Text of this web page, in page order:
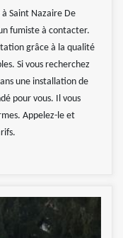
Saint Nazaire De
fumiste à contacter.
grâce à la qualité
Si vous recherchez
une installation de
pour vous. Il vous
Appelez-le et